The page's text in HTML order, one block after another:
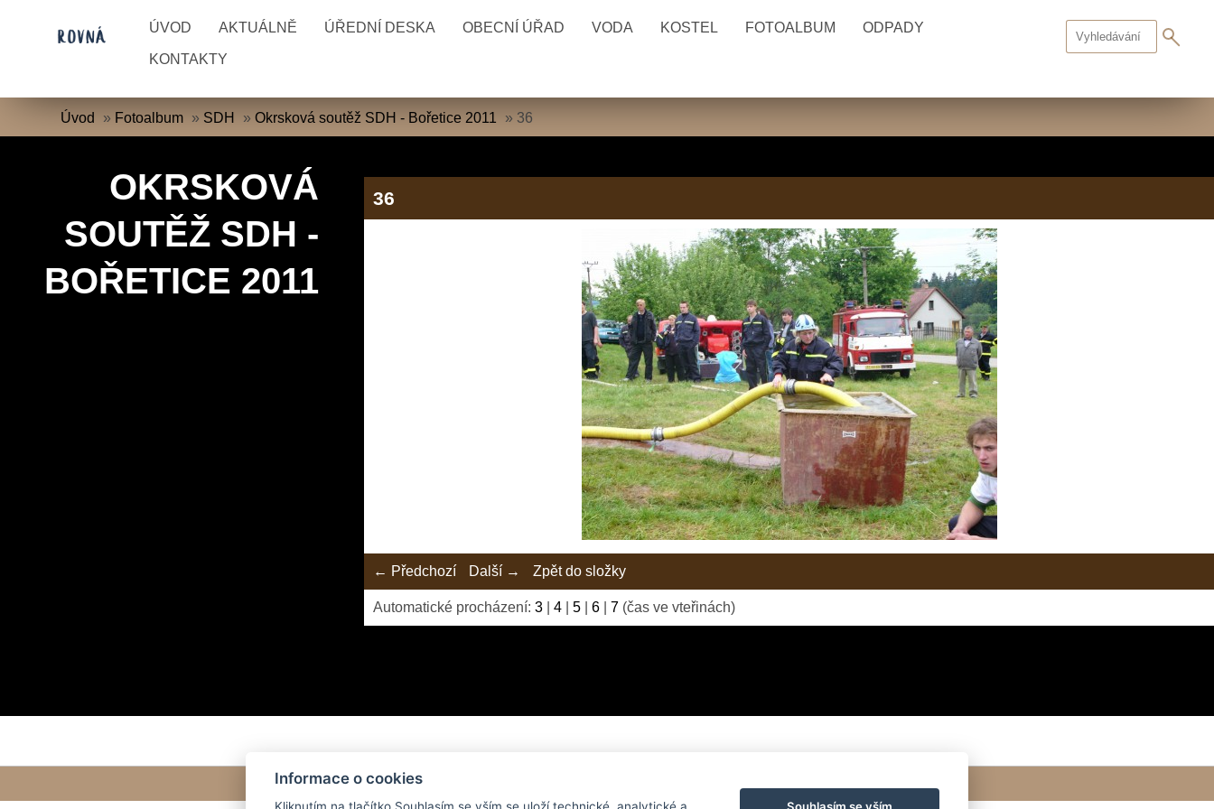
ÚVOD AKTUÁLNĚ ÚŘEDNÍ DESKA OBECNÍ ÚŘAD VODA KOSTEL FOTOALBUM ODPADY
KONTAKTY
Úvod » Fotoalbum » SDH »Okrsková soutěž SDH - Bořetice 2011 » 36
OKRSKOVÁ
SOUTĚŽ SDH -
BOŘETICE 2011
36
← Předchozí Další → Zpět do složky
Automatické procházení:3 |4 |5 |6 |7 (čas ve vteřinách)
Informace o cookies